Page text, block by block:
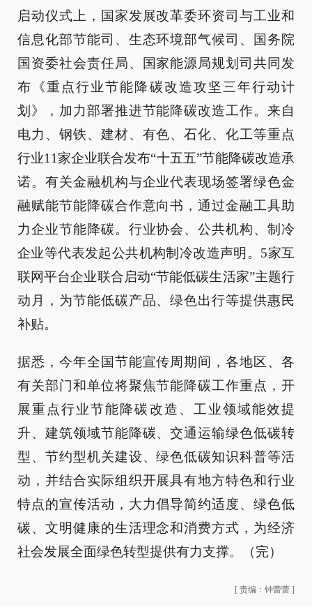
启动仪式上，国家发展改革委环资司与工业和
信息化部节能司、生态环境部气候司、国务院
国资委社会责任局、国家能源局规划司共同发
布《重点行业节能降碳改造攻坚三年行动计
划》，加力部署推进节能降碳改造工作。来自
电力、钢铁、建材、有色、石化、化工等重点
行业11家企业联合发布“十五五”节能降碳改造承
诺。有关金融机构与企业代表现场签署绿色金
融赋能节能降碳合作意向书，通过金融工具助
力企业节能降碳。行业协会、公共机构、制冷
企业等代表发起公共机构制冷改造声明。5家互
联网平台企业联合启动“节能低碳生活家”主题行
动月，为节能低碳产品、绿色出行等提供惠民
补贴。
据悉，今年全国节能宣传周期间，各地区、各
有关部门和单位将聚焦节能降碳工作重点，开
展重点行业节能降碳改造、工业领域能效提
升、建筑领域节能降碳、交通运输绿色低碳转
型、节约型机关建设、绿色低碳知识科普等活
动，并结合实际组织开展具有地方特色和行业
特点的宣传活动，大力倡导简约适度、绿色低
碳、文明健康的生活理念和消费方式，为经济
社会发展全面绿色转型提供有力支撑。（完）
[ 责编：钟蕾蕾 ]